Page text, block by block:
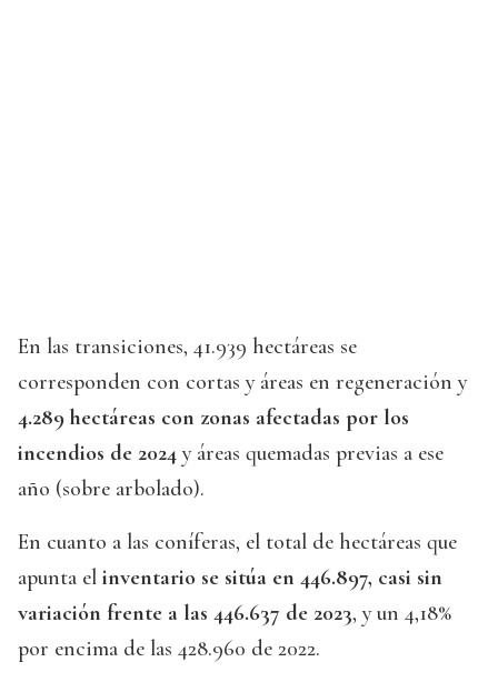
En las transiciones, 41.939 hectáreas se
corresponden con cortas y áreas en regeneración y
4.289 hectáreas con zonas afectadas por los
incendios de 2024 y áreas quemadas previas a ese
año (sobre arbolado).
En cuanto a las coníferas, el total de hectáreas que
apunta el inventario se sitúa en 446.897, casi sin
variación frente a las 446.637 de 2023, y un 4,18%
por encima de las 428.960 de 2022.